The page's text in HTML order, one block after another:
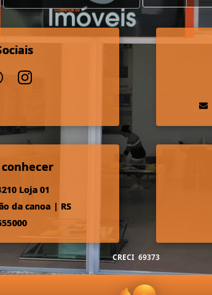
Loja 01
da canoa | RS
CRECI 69373